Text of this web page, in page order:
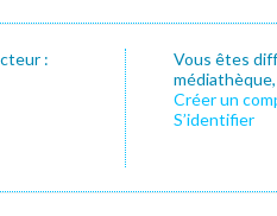
:
Vous êtes
Créer un
S’identifier